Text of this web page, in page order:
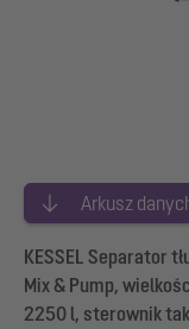
Arkusz
KESSEL Separator
Mix & Pump,
2250 l, sterownik